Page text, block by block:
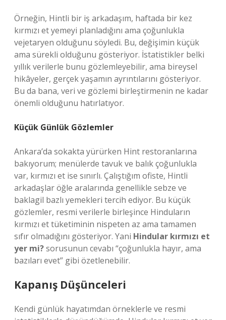
Örneğin, Hintli bir iş arkadaşım, haftada bir kez
kırmızı et yemeyi planladığını ama çoğunlukla
vejetaryen olduğunu söyledi. Bu, değişimin küçük
ama sürekli olduğunu gösteriyor. İstatistikler belki
yıllık verilerle bunu gözlemleyebilir, ama bireysel
hikâyeler, gerçek yaşamın ayrıntılarını gösteriyor.
Bu da bana, veri ve gözlemi birleştirmenin ne kadar
önemli olduğunu hatırlatıyor.
Küçük Günlük Gözlemler
Ankara’da sokakta yürürken Hint restoranlarına
bakıyorum; menülerde tavuk ve balık çoğunlukla
var, kırmızı et ise sınırlı. Çalıştığım ofiste, Hintli
arkadaşlar öğle aralarında genellikle sebze ve
baklagil bazlı yemekleri tercih ediyor. Bu küçük
gözlemler, resmi verilerle birleşince Hinduların
kırmızı et tüketiminin nispeten az ama tamamen
sıfır olmadığını gösteriyor. Yani Hindular kırmızı et
yer mi?sorusunun cevabı “çoğunlukla hayır, ama
bazıları evet” gibi özetlenebilir.
Kapanış Düşünceleri
Kendi günlük hayatımdan örneklerle ve resmi